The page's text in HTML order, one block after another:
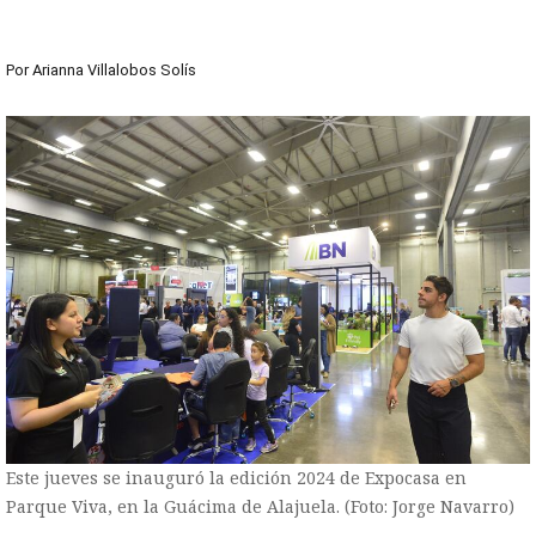
Por Arianna Villalobos Solís
Este jueves se inauguró la edición 2024 de Expocasa en
Parque Viva, en la Guácima de Alajuela. (Foto: Jorge Navarro)